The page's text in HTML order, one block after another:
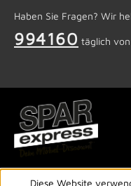
Haben Sie Fragen? Wir
994160 täglich
Diese Website